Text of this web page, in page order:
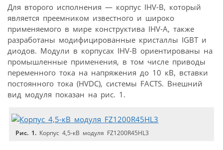
Для второго исполнения — корпус IHV-B, который
является преемником известного и широко
применяемого в мире конструктива IHV-А, также
разработаны модифицированные кристаллы IGBT и
диодов. Модули в корпусах IHV-B ориентированы на
промышленные применения, в том числе приводы
переменного тока на напряжения до 10 кВ, вставки
постоянного тока (HVDC), системы FACTS. Внешний
вид модуля показан на рис. 1.
Рис. 1. Корпус 4,5-кВ модуля FZ1200R45HL3